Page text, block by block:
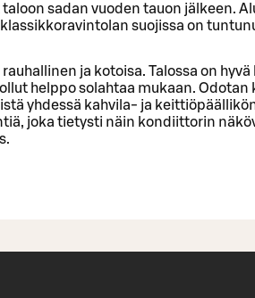
sadan vuoden tauon jälkeen.
suojissa on
rauhallinen ja kotoisa. Talossa on
helppo solahtaa mukaan.
yhdessä kahvila- ja
joka tietysti näin kondiittorin